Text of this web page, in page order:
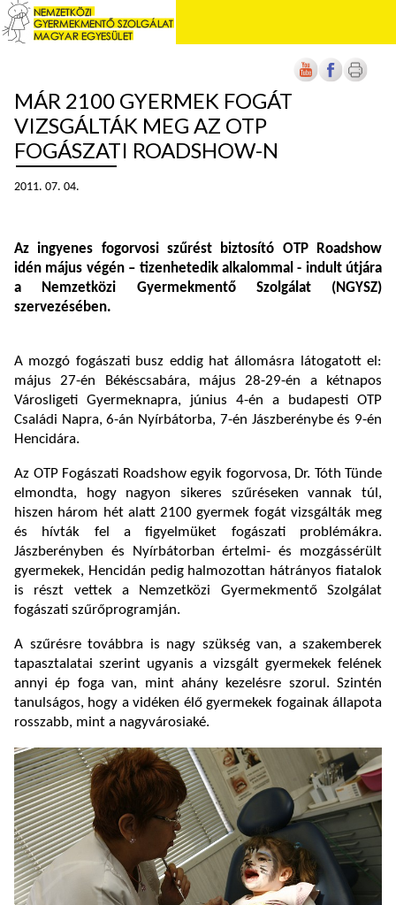
MÁR 2100 GYERMEK FOGÁT
VIZSGÁLTÁK MEG AZ OTP
FOGÁSZATI ROADSHOW-N
2011. 07. 04.
Az ingyenes fogorvosi szűrést biztosító OTP Roadshow
idén május végén – tizenhetedik alkalommal - indult útjára
a Nemzetközi Gyermekmentő Szolgálat (NGYSZ)
szervezésében.
A mozgó fogászati busz eddig hat állomásra látogatott el:
május 27-én Békéscsabára, május 28-29-én a kétnapos
Városligeti Gyermeknapra, június 4-én a budapesti OTP
Családi Napra, 6-án Nyírbátorba, 7-én Jászberénybe és 9-én
Hencidára.
Az OTP Fogászati Roadshow egyik fogorvosa, Dr. Tóth Tünde
elmondta, hogy nagyon sikeres szűréseken vannak túl,
hiszen három hét alatt 2100 gyermek fogát vizsgálták meg
és hívták fel a figyelmüket fogászati problémákra.
Jászberényben és Nyírbátorban értelmi- és mozgássérült
gyermekek, Hencidán pedig halmozottan hátrányos fiatalok
is részt vettek a Nemzetközi Gyermekmentő Szolgálat
fogászati szűrőprogramján.
A szűrésre továbbra is nagy szükség van, a szakemberek
tapasztalatai szerint ugyanis a vizsgált gyermekek felének
annyi ép foga van, mint ahány kezelésre szorul. Szintén
tanulságos, hogy a vidéken élő gyermekek fogainak állapota
rosszabb, mint a nagyvárosiaké.